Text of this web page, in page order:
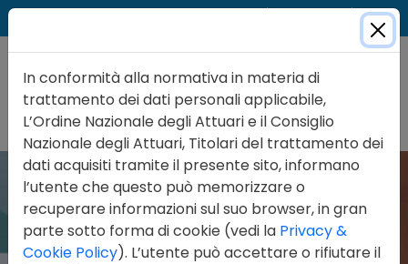
In conformità alla normativa in materia di
trattamento dei dati personali applicabile,
L’Ordine Nazionale degli Attuari e il Consiglio
Nazionale degli Attuari, Titolari del trattamento dei
dati acquisiti tramite il presente sito, informano
l’utente che questo può memorizzare o
recuperare informazioni sul suo browser, in gran
parte sotto forma di cookie (vedi la Privacy &
Cookie Policy). L’utente può accettare o rifiutare il